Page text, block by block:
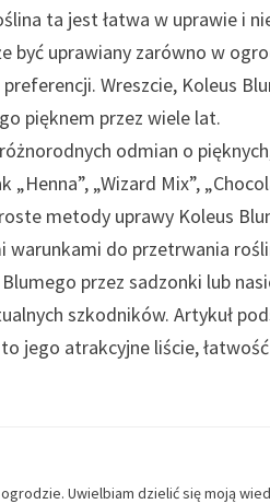
ta jest łatwa w uprawie i
być uprawiany zarówno w
Wreszcie, Koleus
pięknem przez wiele lat.
odmian o
„Wizard Mix”,
metody uprawy Koleus
do przetrwania
przez sadzonki lub
szkodników. Artykuł
jego atrakcyjne liście,
Uwielbiam dzielić się moją